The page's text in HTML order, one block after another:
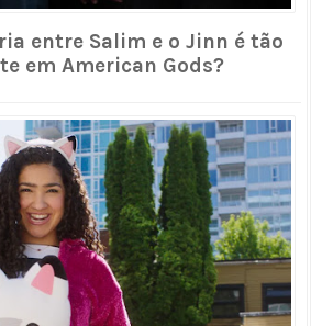
entre Salim e o Jinn é tão
em American Gods?